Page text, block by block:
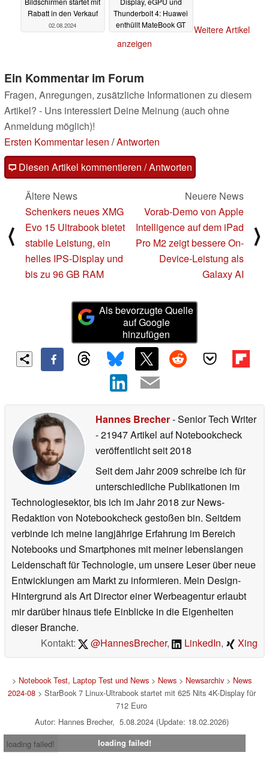
Rabatt in den Verkauf
02.08.2024
Thunderbolt 4: Huawei
enthüllt MateBook GT
Weitere Artikel
anzeigen
Ein Kommentar im Forum
Fragen, Anregungen, zusätzliche Informationen zu diesem
Artikel? - Uns interessiert Deine Meinung (auch ohne
Anmeldung möglich)!
Ersten Kommentar lesen /Antworten
Diesen Artikel kommentieren / Antworten
⟨
Ältere News
Schenkers neues XMG
Evo 15 Ultrabook bietet
stabile Leistung, ein
helles IPS-Display und
bis zu 96 GB RAM
Neuere News
Vorab-Demo von Apple
Intelligence auf dem iPad
Pro M2 zeigt bessere On-
Device-Leistung als
Galaxy AI
⟩
Als bevorzugte Quelle
auf Google
hinzufügen
Hannes Brecher- Senior Tech Writer
- 21947 Artikel auf Notebookcheck
veröffentlichtseit 2018
Seit dem Jahr 2009 schreibe ich für
unterschiedliche Publikationen im
Technologiesektor, bis ich im Jahr 2018 zur News-
Redaktion von Notebookcheck gestoßen bin. Seitdem
verbinde ich meine langjährige Erfahrung im Bereich
Notebooks und Smartphones mit meiner lebenslangen
Leidenschaft für Technologie, um unsere Leser über neue
Entwicklungen am Markt zu informieren. Mein Design-
Hintergrund als Art Director einer Werbeagentur erlaubt
mir darüber hinaus tiefe Einblicke in die Eigenheiten
dieser Branche.
Kontakt:
@HannesBrecher, LinkedIn, Xing
> Notebook Test, Laptop Test und News> News> Newsarchiv> News
2024-08> StarBook 7 Linux-Ultrabook startet mit 625 Nits 4K-Display für
712 Euro
Autor: Hannes Brecher, 5.08.2024 (Update: 18.02.2026)
loading failed!
loading failed!